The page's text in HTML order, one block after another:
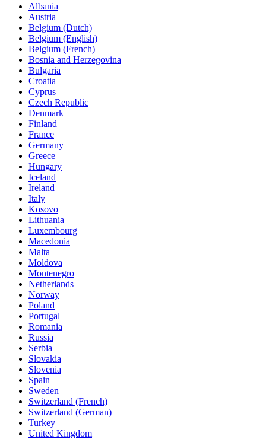
Albania
Austria
Belgium (Dutch)
Belgium (English)
Belgium (French)
Bosnia and Herzegovina
Bulgaria
Croatia
Cyprus
Czech Republic
Denmark
Finland
France
Germany
Greece
Hungary
Iceland
Ireland
Italy
Kosovo
Lithuania
Luxembourg
Macedonia
Malta
Moldova
Montenegro
Netherlands
Norway
Poland
Portugal
Romania
Russia
Serbia
Slovakia
Slovenia
Spain
Sweden
Switzerland (French)
Switzerland (German)
Turkey
United Kingdom